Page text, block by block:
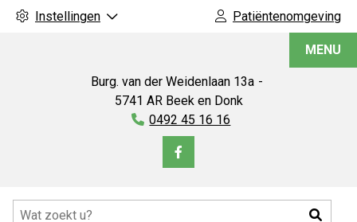
Instellingen Patiëntenomgeving
Burg. van der Weidenlaan 13a
5741 AR Beek en Donk
Tel:
0492 45 16 16
Bezoek
facebook
MENU